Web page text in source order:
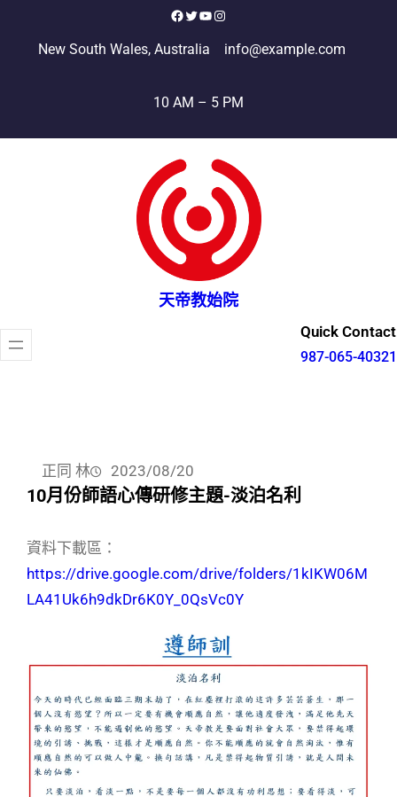
容
Facebook
X YouTube
Instagram
New South Wales, Australia info@example.com
10 AM – 5 PM
天帝教始院
Quick Contact
987-065-40321
正同 林 2023/08/20
10月份師語心傳研修主題-淡泊名利
資料下載區：
https://drive.google.com/drive/folders/1kIKW06M
LA41Uk6h9dkDr6K0Y_0QsVc0Y